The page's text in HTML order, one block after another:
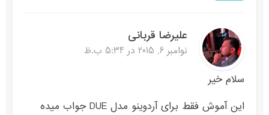
علیرضا قربانی
نوامبر 6, 2015 در 5:34 ب.ظ
سلام خیر
این آموش فقط برای آردوینو مدل DUE جواب میده